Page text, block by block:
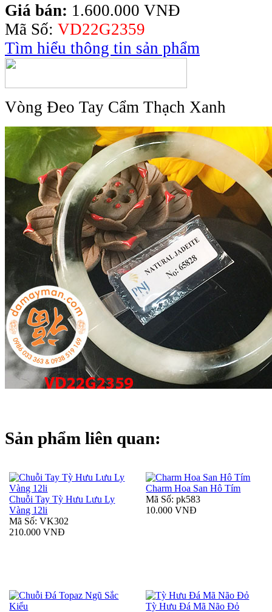
Giá bán: 1.600.000 VNĐ
Mã Số: VD22G2359
Tìm hiểu thông tin sản phẩm
Vòng Đeo Tay Cẩm Thạch Xanh
Sản phẩm liên quan:
Chuỗi Tay Tỳ Hưu Lưu Ly
Vàng 12li
Mã Số: VK302
210.000 VNĐ
Charm Hoa San Hô Tím
Mã Số: pk583
10.000 VNĐ
Tỳ Hưu Đá Mã Não Đỏ